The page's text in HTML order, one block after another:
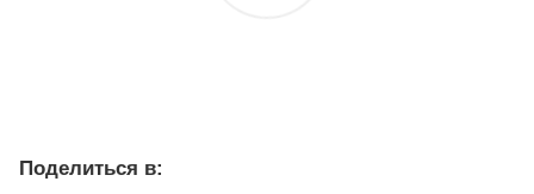
Поделиться в: